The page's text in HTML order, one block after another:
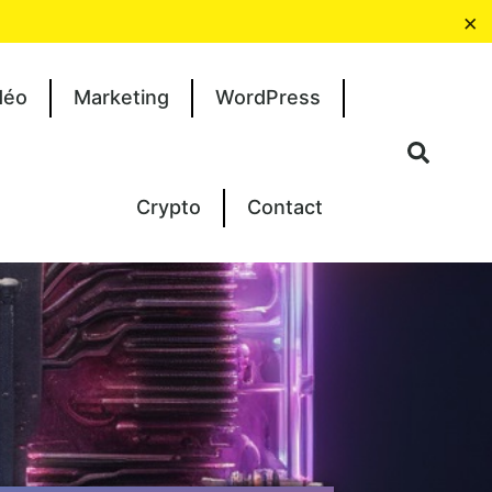
Marketing WordPress
Crypto Contact
×